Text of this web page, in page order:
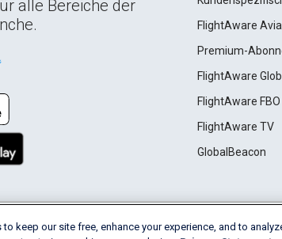
alle Bereiche der
FlightAware
Premium-
FlightAware
FlightAware
FlightAware TV
GlobalBeacon
2026 FlightAware Terms of Use Privacy Cookie Settings
keep our site free, enhance your experience, and to